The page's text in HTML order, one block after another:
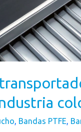
, Bandas PTFE,